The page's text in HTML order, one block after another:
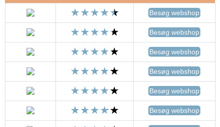
Besøg webshop
Besøg webshop
Besøg webshop
Besøg webshop
Besøg webshop
Besøg webshop